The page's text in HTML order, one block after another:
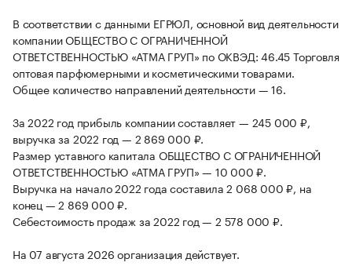
В соответствии с данными ЕГРЮЛ, основной вид деятельности
компании ОБЩЕСТВО С ОГРАНИЧЕННОЙ
ОТВЕТСТВЕННОСТЬЮ «АТМА ГРУП» по ОКВЭД: 46.45 Торговля
оптовая парфюмерными и косметическими товарами.
Общее количество направлений деятельности — 16.
За 2022 год прибыль компании составляет — 245 000 ₽,
выручка за 2022 год — 2 869 000 ₽.
Размер уставного капитала ОБЩЕСТВО С ОГРАНИЧЕННОЙ
ОТВЕТСТВЕННОСТЬЮ «АТМА ГРУП» — 10 000 ₽.
Выручка на начало 2022 года составила 2 068 000 ₽, на
конец — 2 869 000 ₽.
Себестоимость продаж за 2022 год — 2 578 000 ₽.
На 07 августа 2026 организация действует.